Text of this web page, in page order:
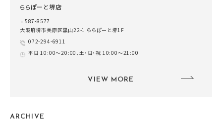
ららぽーと堺店
〒587-8577
大阪府堺市美原区黒山22-1 ららぽーと堺1F
072-294-6911
平日 10:00～20:00、土・日・祝 10:00～21:00
VIEW MORE
ARCHIVE